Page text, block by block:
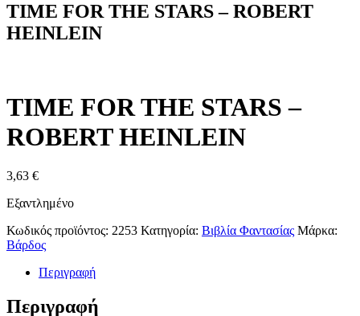
TIME FOR THE STARS – ROBERT
HEINLEIN
TIME FOR THE STARS –
ROBERT HEINLEIN
3,63 €
Εξαντλημένο
Κωδικός προϊόντος: 2253 Κατηγορία: Βιβλία Φαντασίας Μάρκα:
Βάρδος
Περιγραφή
Περιγραφή